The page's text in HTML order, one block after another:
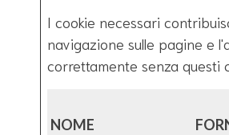
I cookie necessari
navigazione sulle pagine e
correttamente senza questi
NOME